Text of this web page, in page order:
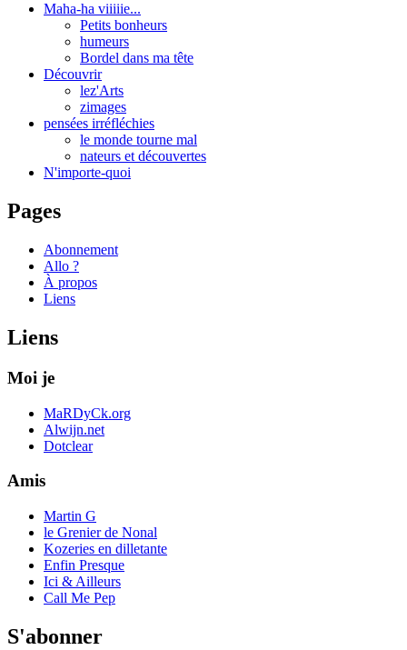
Maha-ha viiiiie...
Petits bonheurs
humeurs
Bordel dans ma tête
Découvrir
lez'Arts
zimages
pensées irréfléchies
le monde tourne mal
nateurs et découvertes
N'importe-quoi
Pages
Abonnement
Allo ?
À propos
Liens
Liens
Moi je
MaRDyCk.org
Alwijn.net
Dotclear
Amis
Martin G
le Grenier de Nonal
Kozeries en dilletante
Enfin Presque
Ici & Ailleurs
Call Me Pep
S'abonner